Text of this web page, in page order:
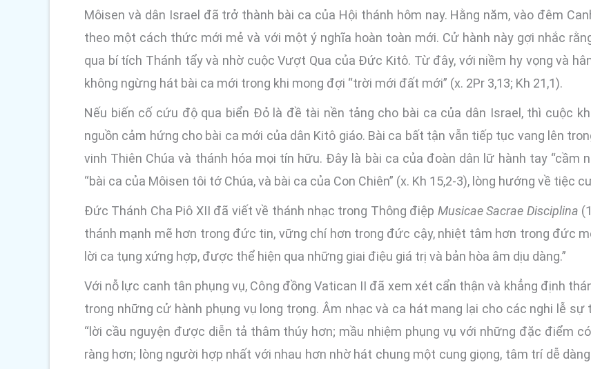
Môisen và dân Israel đã trở thành bài ca của Hội thánh hôm nay. Hằng năm, vào đêm
theo một cách thức mới mẻ và với một ý nghĩa hoàn toàn mới. Cử hành này gợi nhắc
qua bí tích Thánh tẩy và nhờ cuộc Vượt Qua của Đức Kitô. Từ đây, với niềm hy vọng và
không ngừng hát bài ca mới trong khi mong đợi “trời mới đất mới” (x. 2Pr 3,13; Kh 21,1).
Nếu biến cố cứu độ qua biển Đỏ là đề tài nền tảng cho bài ca của dân Israel, thì cuộc
nguồn cảm hứng cho bài ca mới của dân Kitô giáo. Bài ca bất tận vẫn tiếp tục vang lên
vinh Thiên Chúa và thánh hóa mọi tín hữu. Đây là bài ca của đoàn dân lữ hành tay “cầm
“bài ca của Môisen tôi tớ Chúa, và bài ca của Con Chiên” (x. Kh 15,2-3), lòng hướng về tiệc
Đức Thánh Cha Piô XII đã viết về thánh nhạc trong Thông điệp Musicae Sacrae Disciplina
thánh mạnh mẽ hơn trong đức tin, vững chí hơn trong đức cậy, nhiệt tâm hơn trong đức
lời ca tụng xứng hợp, được thể hiện qua những giai điệu giá trị và bản hòa âm dịu dàng.”
Với nỗ lực canh tân phụng vụ, Công đồng Vatican II đã xem xét cẩn thận và khẳng định
trong những cử hành phụng vụ long trọng. Âm nhạc và ca hát mang lại cho các nghi lễ sự
“lời cầu nguyện được diễn tả thâm thúy hơn; mầu nhiệm phụng vụ với những đặc điểm
ràng hơn; lòng người hợp nhất với nhau hơn nhờ hát chung một cung giọng, tâm trí dễ